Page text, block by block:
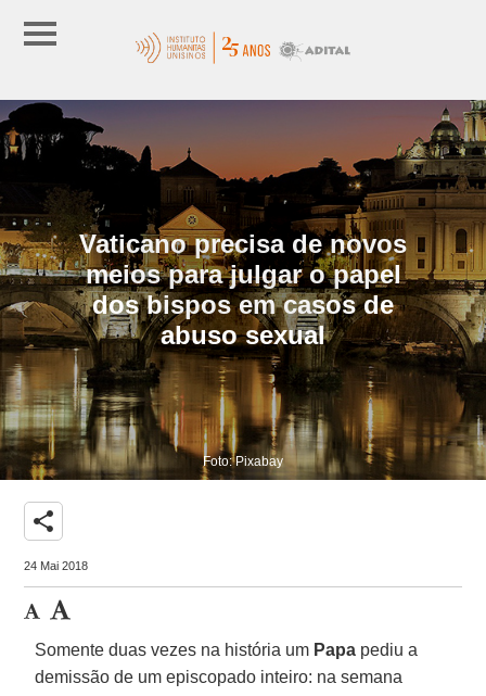
Vaticano precisa de novos
meios para julgar o papel
dos bispos em casos de
abuso sexual
Foto: Pixabay
share
24 Mai 2018
Somente duas vezes na história um Papa pediu a
demissão de um episcopado inteiro: na semana